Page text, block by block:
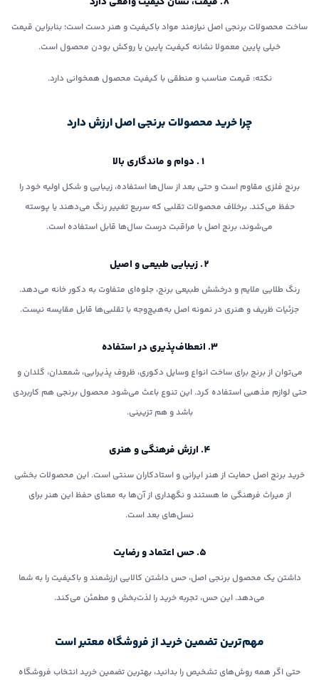
ساخت محصولات برنجی اصل نیازمند مواد باکیفیت و هنر دست است؛ بنابراین قیمت
خیلی پایین معمولا نشانه کیفیت پایین یا روکش بودن محصول است.
نکته: قیمت مناسب و منطقی با کیفیت محصول همخوانی دارد.
چرا خرید محصولات برنجی اصل ارزش دارد
۱. دوام و ماندگاری بالا
برنج فلزی مقاوم است و حتی بعد از سال‌ها استفاده، زیبایی و شکل اولیه خود را
حفظ می‌کند. برخلاف محصولات تقلبی که سریع تغییر رنگ می‌دهند یا پوسته
می‌شوند، برنج اصل با مراقبت درست سال‌ها قابل استفاده است.
۲. زیبایی طبیعی و اصیل
رنگ طلایی ملایم و درخشش طبیعی برنج، جلوه‌ای متفاوت به دکور خانه می‌دهد.
جزئیات ظریف و هنری در نمونه اصل به‌هیچ‌وجه با تقلبی‌ها قابل مقایسه نیست.
۳. انعطاف‌پذیری در استفاده
می‌توان از برنج برای ساخت انواع وسایل دکوری، ظروف پذیرایی، شمعدان، گلدان و
حتی لوازم مذهبی استفاده کرد. این تنوع باعث می‌شود محصول برنجی هم کاربردی
باشد و هم تزیینی.
۴. ارزش فرهنگی و هنری
خرید برنج اصل حمایت از هنر ایرانی و استادکاران سنتی است. این محصولات بخشی
از میراث فرهنگی ما هستند و نگهداری از آن‌ها به معنای حفظ این هنر برای
نسل‌های بعد است.
۵. حس اعتماد و رضایت
داشتن یک محصول برنجی اصل، حس داشتن کالایی ارزشمند و باکیفیت را به شما
می‌دهد. این حس، تجربه خرید را لذت‌بخش و مطمئن می‌کند.
مهم‌ترین تضمین خرید از فروشگاه معتبر است
حتی اگر همه روش‌های تشخیص را بدانید، بهترین تضمین خرید انتخاب فروشگاه